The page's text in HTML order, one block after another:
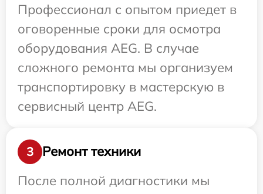
Профессионал с опытом приедет в
оговоренные сроки для осмотра
оборудования AEG. В случае
сложного ремонта мы организуем
транспортировку в мастерскую в
сервисный центр AEG.
3
Ремонт техники
После полной диагностики мы